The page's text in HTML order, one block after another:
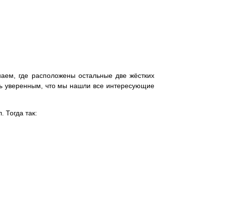
где расположены остальные две жёстких
уверенным, что мы нашли все интересующие
Тогда так: